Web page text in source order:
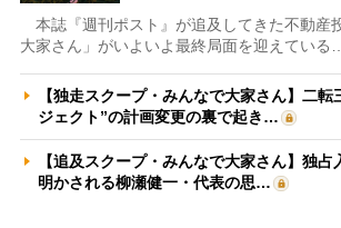
本誌『週刊ポスト』が追及してきた不動産
大家さん」がいよいよ最終局面を迎えている…
【独走スクープ・みんなで大家さん】二転
ジェクト”の計画変更の裏で起き…
【追及スクープ・みんなで大家さん】独占
明かされる柳瀬健一・代表の思…